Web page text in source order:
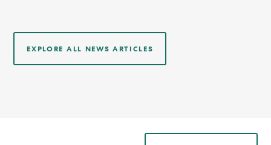
EXPLORE ALL NEWS ARTICLES